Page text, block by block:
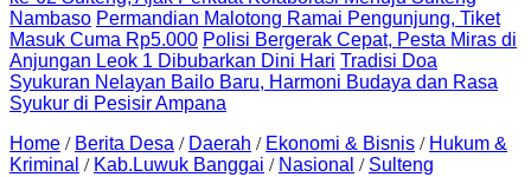
Nambaso Permandian Malotong Ramai Pengunjung, Tiket
Masuk Cuma Rp5.000 Polisi Bergerak Cepat, Pesta Miras di
Anjungan Leok 1 Dibubarkan Dini Hari Tradisi Doa
Syukuran Nelayan Bailo Baru, Harmoni Budaya dan Rasa
Syukur di Pesisir Ampana
Home / Berita Desa / Daerah / Ekonomi & Bisnis / Hukum &
Kriminal / Kab.Luwuk Banggai / Nasional / Sulteng